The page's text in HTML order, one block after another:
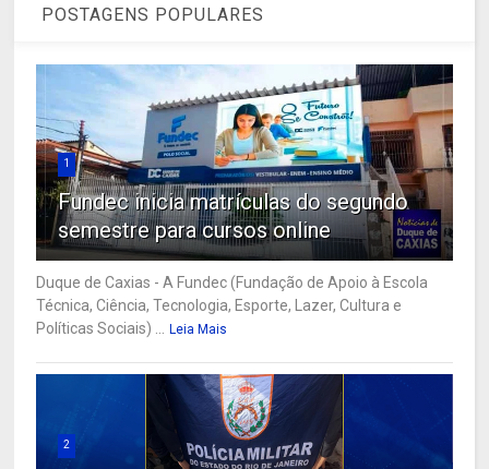
POSTAGENS POPULARES
1
Fundec inicia matrículas do segundo
semestre para cursos online
Duque de Caxias - A Fundec (Fundação de Apoio à Escola
Técnica, Ciência, Tecnologia, Esporte, Lazer, Cultura e
Políticas Sociais) ... Leia Mais
2